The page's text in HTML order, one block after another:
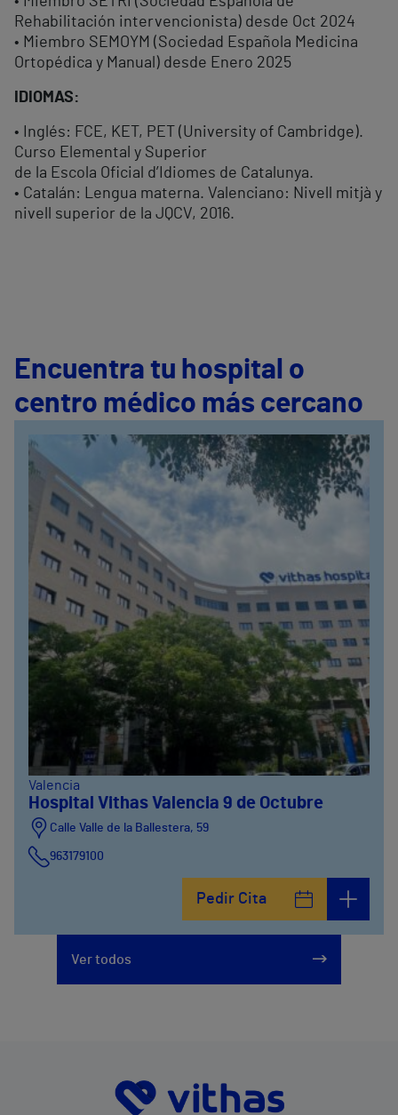
Rehabilitación intervencionista) desde Oct 2024
• Miembro SEMOYM (Sociedad Española Medicina
Ortopédica y Manual) desde Enero 2025
IDIOMAS:
• Inglés: FCE, KET, PET (University of Cambridge).
Curso Elemental y Superior
de la Escola Oficial d’Idiomes de Catalunya.
• Catalán: Lengua materna. Valenciano: Nivell mitjà y
nivell superior de la JQCV, 2016.
Encuentra tu hospital o
centro médico más cercano
Valencia
Hospital Vithas Valencia 9 de Octubre
Calle Valle de la Ballestera, 59
963179100
Pedir Cita
Ver todos